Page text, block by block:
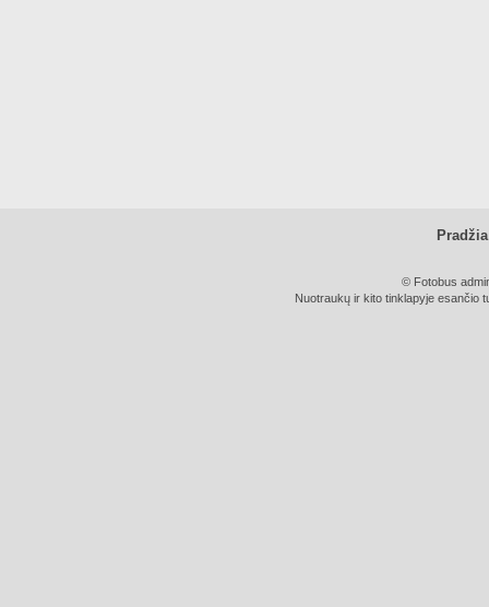
Pradžia
© Fotobus
Nuotraukų ir kito tinklapyje esančio